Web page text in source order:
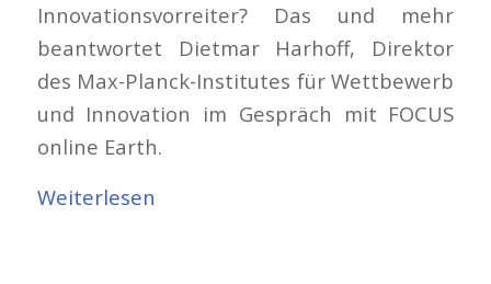
Innovationsvorreiter? Das und mehr
beantwortet Dietmar Harhoff, Direktor
des Max-Planck-Institutes für Wettbewerb
und Innovation im Gespräch mit FOCUS
online Earth.
Weiterlesen